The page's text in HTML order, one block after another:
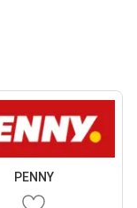
PENNY